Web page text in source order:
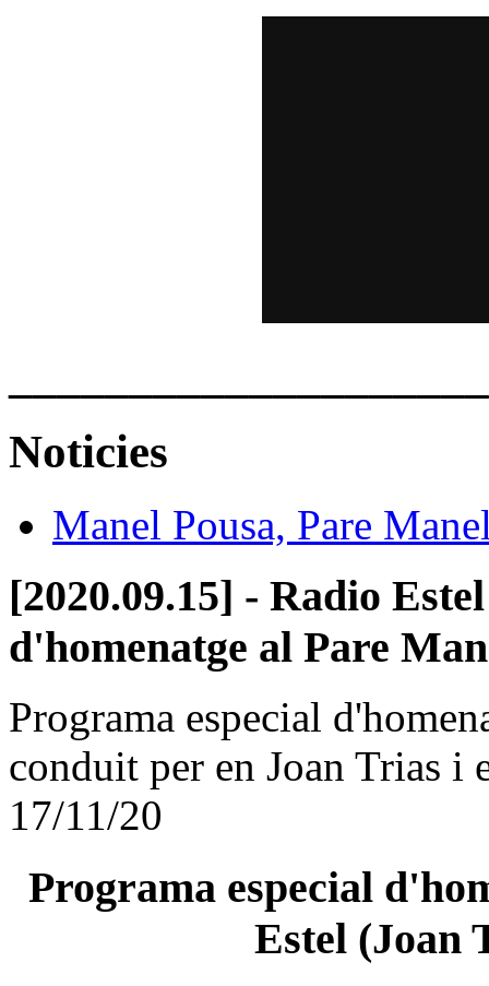
Noticies
Manel Pousa, Pare
[2020.09.15] - Radio
d'homenatge al Pare
Programa especial
conduit per en Joan Trias i
17/11/20
Programa especial
Estel (Joan